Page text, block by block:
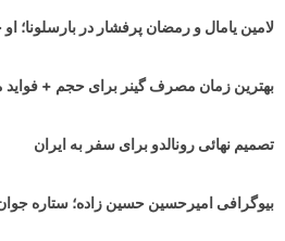
لامین یامال و رمضان پرفشار در بارسلونا؛
بهترین زمان مصرف گینر برای حجم +
تصمیم نهائی رونالدو برای سفر به ایران
بیوگرافی امیرحسین حسین زاده؛ ستاره